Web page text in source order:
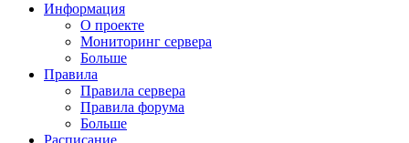
Информация
О проекте
Мониторинг сервера
Больше
Правила
Правила сервера
Правила форума
Больше
Расписание